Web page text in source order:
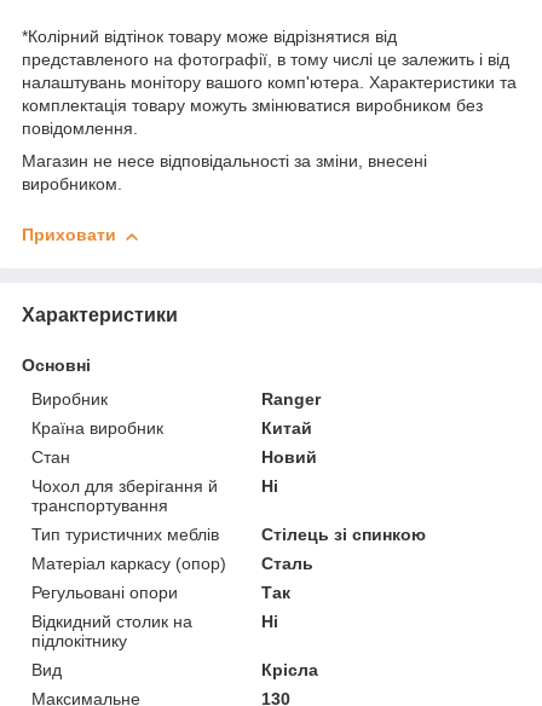
*Колірний відтінок товару може відрізнятися від
представленого на фотографії, в тому числі це залежить і від
налаштувань монітору вашого комп'ютера. Характеристики та
комплектація товару можуть змінюватися виробником без
повідомлення.
Магазин не несе відповідальності за зміни, внесені
виробником.
Приховати
Характеристики
Основні
Виробник
Ranger
Країна виробник
Китай
Стан
Новий
Чохол для зберігання й
транспортування
Ні
Тип туристичних меблів
Стілець зі спинкою
Матеріал каркасу (опор)
Сталь
Регульовані опори
Так
Відкидний столик на
підлокітнику
Ні
Вид
Крісла
Максимальне
130